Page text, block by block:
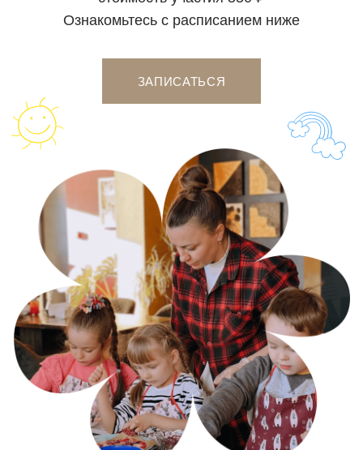
А на уличной игровой площадке нашим маленьким
гостям всегда есть, чем заняться: здесь можно
покачаться на качелях, прокатиться с горки,
исследовать домики и лесенки для лазания.
и подростков. Мы создали пространство, где каждый
ребенок найдет занятие по душе, а вы сможете
В Глиссандо мы регулярно проводим детские
праздники: Дни рождения, выпускные из школ
и детских садов, анимированные вечеринки
с увлекательными интерактивами. Торжества
с участием маленьких гостей всегда получаются
самыми эмоциональными, энергичными
и зажигательными!
ОСТАВИТЬ ЗАЯВКУ СВЯЗАТЬСЯ С НАМИ